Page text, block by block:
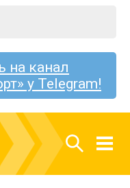
на канал
у Telegram!